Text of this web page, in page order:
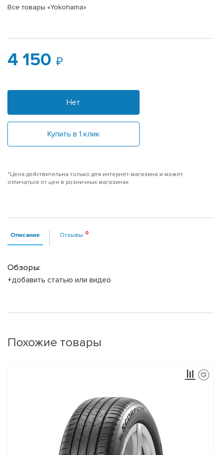
Все товары «Yokohama»
4 150
Нет
Купить в 1 клик
*Цена действительна только для интернет-магазина и может
отличаться от цен в розничных магазинах
Описание Отзывы
Обзоры:
+добавить статью или видео
Похожие товары